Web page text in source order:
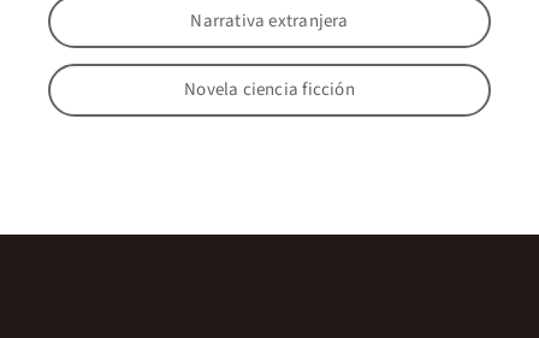
Narrativa extranjera
Novela ciencia ficción